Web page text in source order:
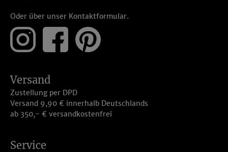
Oder über unser Kontaktformular.
Service
Versand
Zustellung per DPD
Versand 9,90 € innerhalb Deutschlands
ab 350,- € versandkostenfrei